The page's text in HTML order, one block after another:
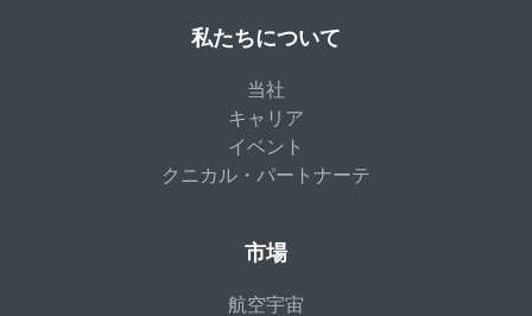
私たちについて
当社
キャリア
イベント
クニカル・パートナーテ
市場
航空宇宙